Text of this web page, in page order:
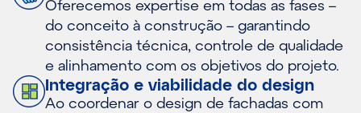
Oferecemos expertise em todas as fases –
do conceito à construção – garantindo
consistência técnica, controle de qualidade
e alinhamento com os objetivos do projeto.
Integração e viabilidade do design
Ao coordenar o design de fachadas com